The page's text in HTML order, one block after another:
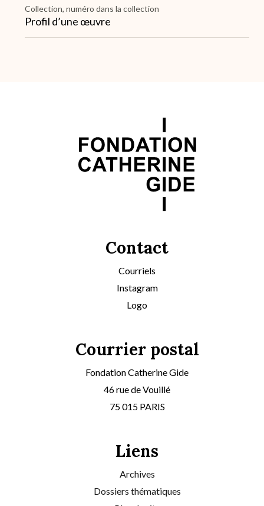
Collection, numéro dans la collection
Profil d’une œuvre
Contact
Courriels
Instagram
Logo
Courrier postal
Fondation Catherine Gide
46 rue de Vouillé
75 015 PARIS
Liens
Archives
Dossiers thématiques